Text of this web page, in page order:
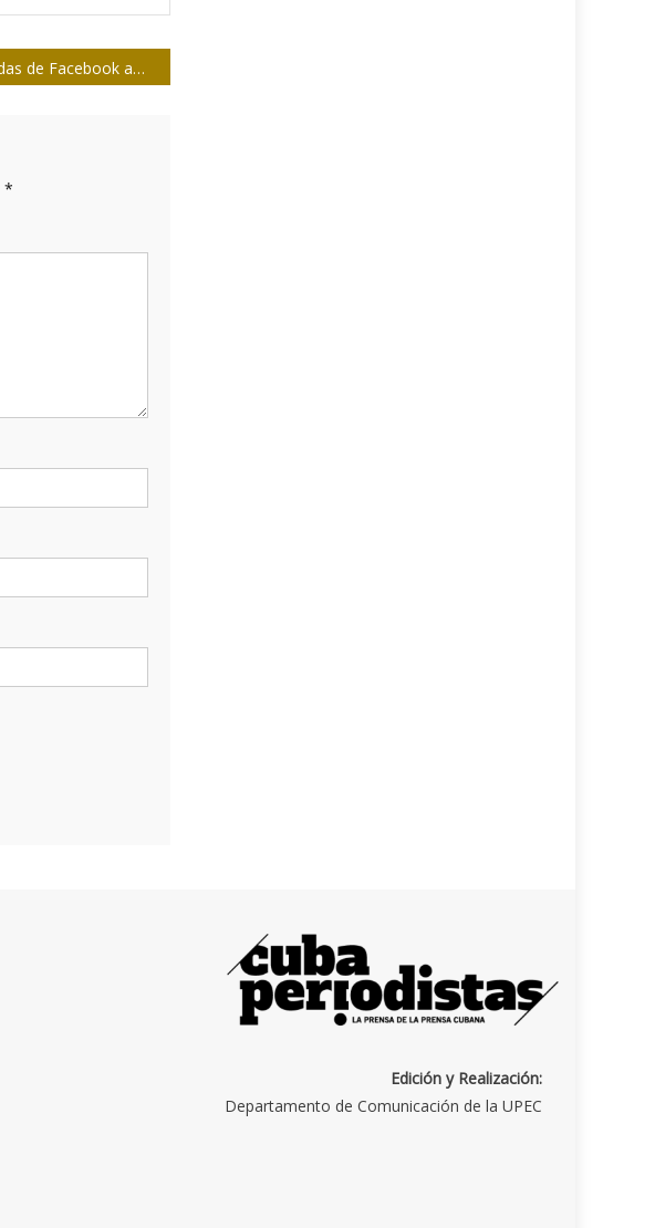
Medidas de Facebook ante las elecciones de noviembre
*
Edición y Realización:
Departamento de Comunicación de la UPEC